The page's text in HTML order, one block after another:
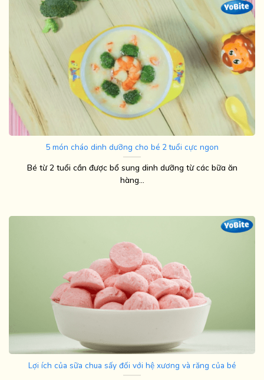
5 món cháo dinh dưỡng cho bé 2 tuổi cực ngon
Bé từ 2 tuổi cần được bổ sung dinh dưỡng từ các bữa ăn
hàng...
Lợi ích của sữa chua sấy đối với hệ xương và răng của bé